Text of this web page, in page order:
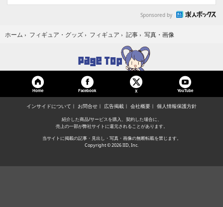
Sponsored by
ホーム › フィギュア・グッズ › フィギュア › 記事 › 写真・画像
Home Facebook X YouTube
インサイドについて お問合せ 広告掲載 会社概要 個人情報保護方針
紹介した商品/サービスを購入、契約した場合に、
売上の一部が弊社サイトに還元されることがあります。
当サイトに掲載の記事・見出し・写真・画像の無断転載を禁じます。
Copyright © 2026 IID, Inc.